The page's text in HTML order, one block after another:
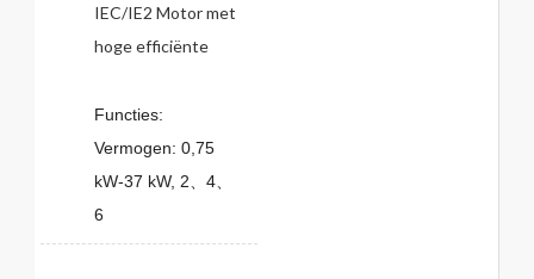
IEC/IE2 Motor met
hoge efficiënte
Functies:
Vermogen: 0,75
kW-37 kW, 2、4、
6